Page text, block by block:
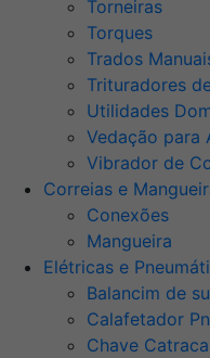
Torneiras
Torques
Trados
Trituradores
Utilidades
Vedação para
Vibrador de
Correias e
Conexões
Mangueira
Elétricas e
Balancim de
Calafetador
Chave Catraca